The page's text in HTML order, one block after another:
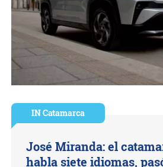
IN Catamarca
José Miranda: el
habla siete idiomas,